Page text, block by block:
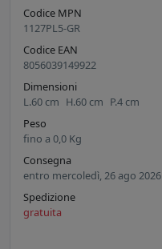
Codice MPN
1127PL5-GR
Codice EAN
8056039149922
Dimensioni
L.60 cm H.60 cm P.4 cm
Peso
fino a 0,0 Kg
Consegna
entro mercoledì, 26 ago 2026
Spedizione
gratuita